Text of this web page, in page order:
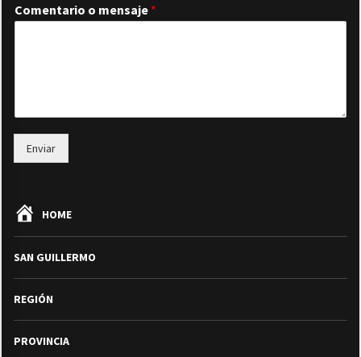
Comentario o mensaje *
Enviar
HOME
SAN GUILLERMO
REGIÓN
PROVINCIA